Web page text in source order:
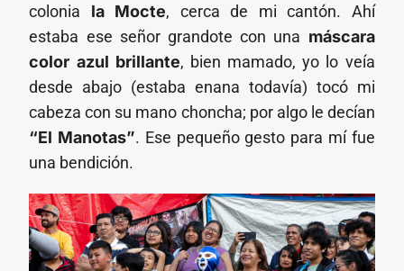
Invencible Radio
colonia la Mocte, cerca de mi cantón. Ahí
estaba ese señor grandote con una máscara
color azul brillante, bien mamado, yo lo veía
desde abajo (estaba enana todavía) tocó mi
cabeza con su mano choncha; por algo le decían
“El Manotas”. Ese pequeño gesto para mí fue
una bendición.